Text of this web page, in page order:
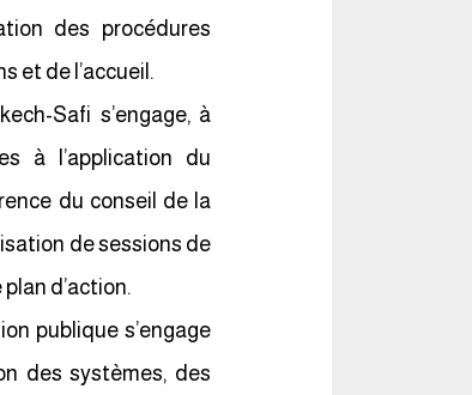
des procédures
et de l’accueil.
Safi s’engage, à
à l’application du
du conseil de la
de sessions de
d’action.
publique s’engage
des systèmes, des